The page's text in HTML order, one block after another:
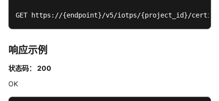
码/
验
CA
GET https://{endpoint}/v5/iotps/{project_id}/
响应示例
状态码： 200
OK